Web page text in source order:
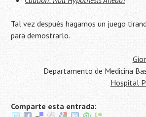
Tal vez después hagamos un juego
para demostrarlo.
Departamento de Medicina
Hospital
Comparte esta entrada: